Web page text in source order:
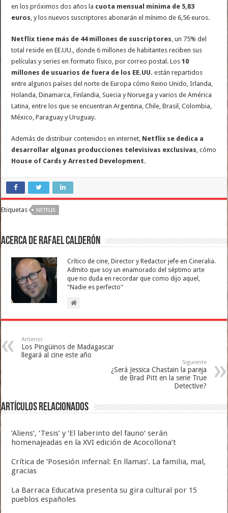
en los próximos dos años la cuota mensual mínima de 5,83
euros, y los nuevos suscriptores abonarán el mínimo de 6,56 euros.
Netflix tiene más de 44 millones de suscriptores, un 75% del
total reside en EE.UU., donde 6 millones de habitantes reciben sus
películas y series en formato físico, por correo postal. Los10
millones de usuarios de fuera de los EE.UU. están repartidos
entre algunos países del norte de Europa cómo Reino Unido, Irlanda,
Holanda, Dinamarca, Finlandia, Suecia y Noruega y varios de América
Latina, entre los que se encuentran Argentina, Chile, Brasil, Colombia,
México, Paraguay y Uruguay.
Además de distribuir contenidos en internet, Netflix se dedica a
desarrollar algunas producciones televisivas exclusivas, cómo
House of Cards y Arrested Development.
Etiquetas NETFLIX
Acerca de Rafael Calderón
Crítico de cine, Director y Redactor jefe en Cineralia.
Admito que soy un enamorado del séptimo arte
que no duda en recordar que como dijo aquel,
"Nadie es perfecto"
Anterior
Los Pingüinos de Madagascar
llegará al cine este año
Siguiente
¿Será Jessica Chastain la pareja
de Brad Pitt en la serie True
Detective?
Artículos relacionados
‘Aliens’, ‘Tesis’ y ‘El laberinto del fauno’ serán
homenajeadas en la XVI edición de Acocollona’t
Crítica de ‘Posesión infernal: En llamas’. La familia, mal,
gracias
La Barraca Educativa presenta su gira cultural por 15
pueblos españoles